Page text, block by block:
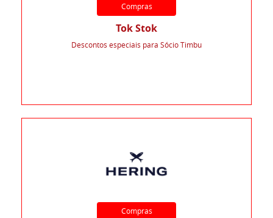
Compras
Tok Stok
Descontos especiais para Sócio Timbu
Compras